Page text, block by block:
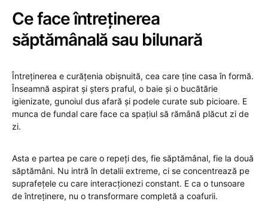
Ce face întreținerea
săptămânală sau bilunară
Întreținerea e curățenia obișnuită, cea care ține casa în formă.
Înseamnă aspirat și șters praful, o baie și o bucătărie
igienizate, gunoiul dus afară și podele curate sub picioare. E
munca de fundal care face ca spațiul să rămână plăcut zi de
zi.
Asta e partea pe care o repeți des, fie săptămânal, fie la două
săptămâni. Nu intră în detalii extreme, ci se concentrează pe
suprafețele cu care interacționezi constant. E ca o tunsoare
de întreținere, nu o transformare completă a coafurii.